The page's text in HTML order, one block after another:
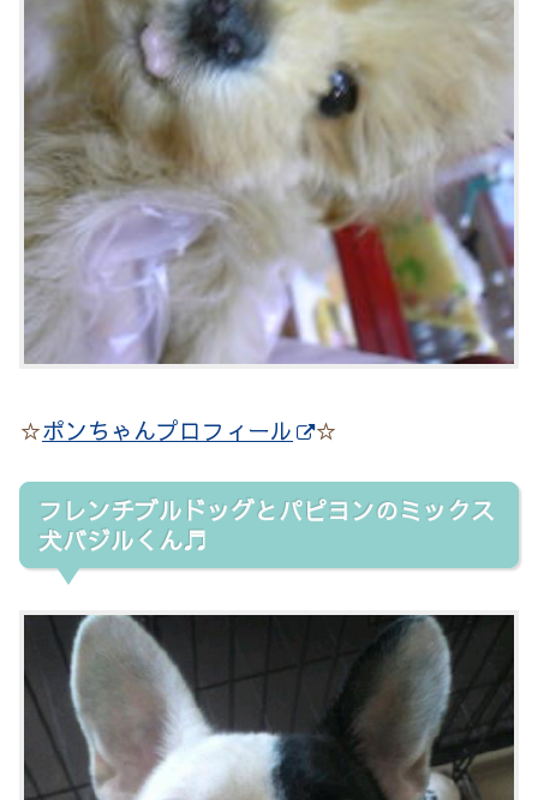
☆ポンちゃんプロフィール ☆
フレンチブルドッグとパピヨンのミックス
犬バジルくん♬